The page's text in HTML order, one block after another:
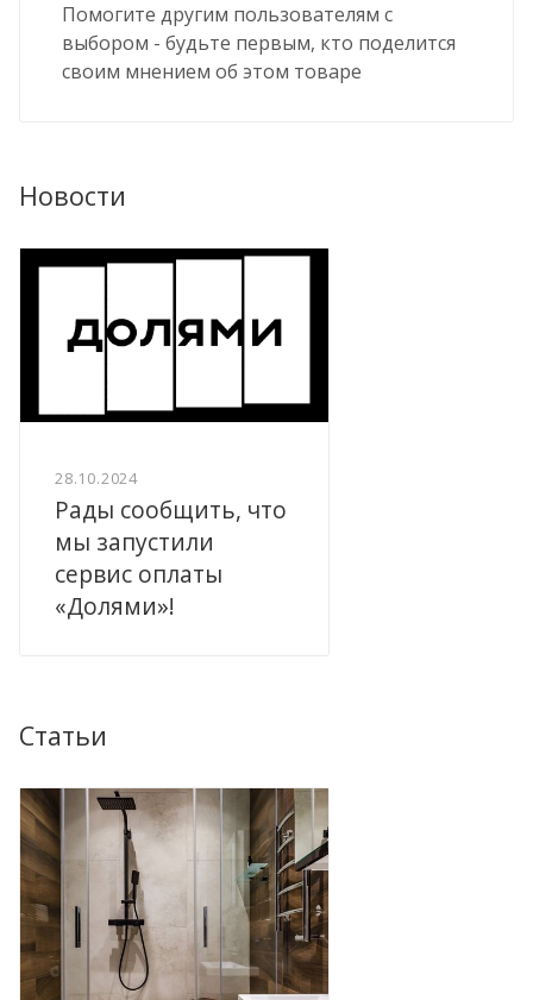
Помогите другим пользователям с
выбором - будьте первым, кто поделится
своим мнением об этом товаре
Новости
28.10.2024
Рады сообщить, что
мы запустили
сервис оплаты
«Долями»!
Статьи